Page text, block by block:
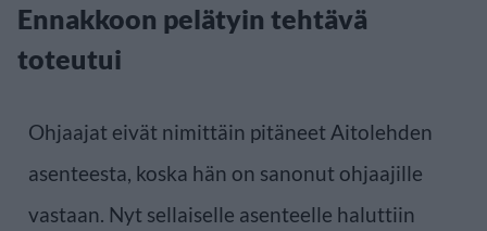
Ennakkoon pelätyin tehtävä
toteutui
Ohjaajat eivät nimittäin pitäneet Aitolehden
asenteesta, koska hän on sanonut ohjaajille
vastaan. Nyt sellaiselle asenteelle haluttiin